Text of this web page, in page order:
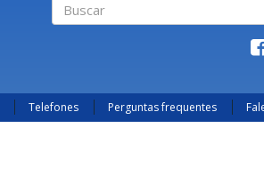
Telefones Perguntas frequentes